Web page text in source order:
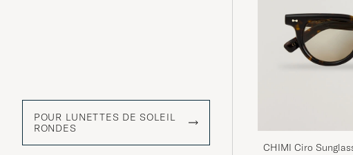
POUR LUNETTES DE SOLEIL
RONDES
CHIMI Ciro